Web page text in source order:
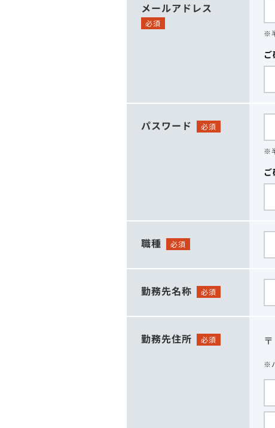
メールアドレス
必須
※
パスワード 必須
※
職種 必須
勤務先名称 必須
勤務先住所 必須 〒
※